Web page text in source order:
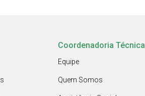
Coordenadoria Técnica
Equipe
Quem Somos